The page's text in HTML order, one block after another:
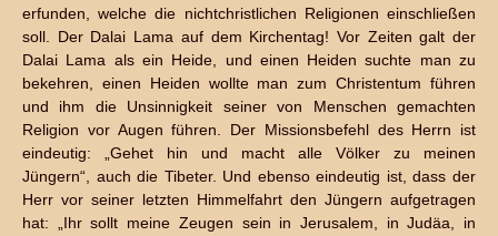
erfunden, welche die nichtchristlichen Religionen einschließen
soll. Der Dalai Lama auf dem Kirchentag! Vor Zeiten galt der
Dalai Lama als ein Heide, und einen Heiden suchte man zu
bekehren, einen Heiden wollte man zum Christentum führen
und ihm die Unsinnigkeit seiner von Menschen gemachten
Religion vor Augen führen. Der Missionsbefehl des Herrn ist
eindeutig: „Gehet hin und macht alle Völker zu meinen
Jüngern“, auch die Tibeter. Und ebenso eindeutig ist, dass der
Herr vor seiner letzten Himmelfahrt den Jüngern aufgetragen
hat: „Ihr sollt meine Zeugen sein in Jerusalem, in Judäa, in